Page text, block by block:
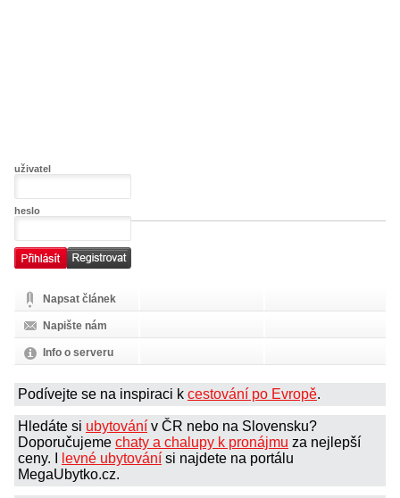
uživatel
heslo
Napsat článek
Napište nám
Info o serveru
Podívejte se na inspiraci k cestování po Evropě.
Hledáte si ubytování v ČR nebo na Slovensku?
Doporučujeme chaty a chalupy k pronájmu za nejlepší
ceny. I
levné ubytování si najdete na portálu
MegaUbytko.cz.